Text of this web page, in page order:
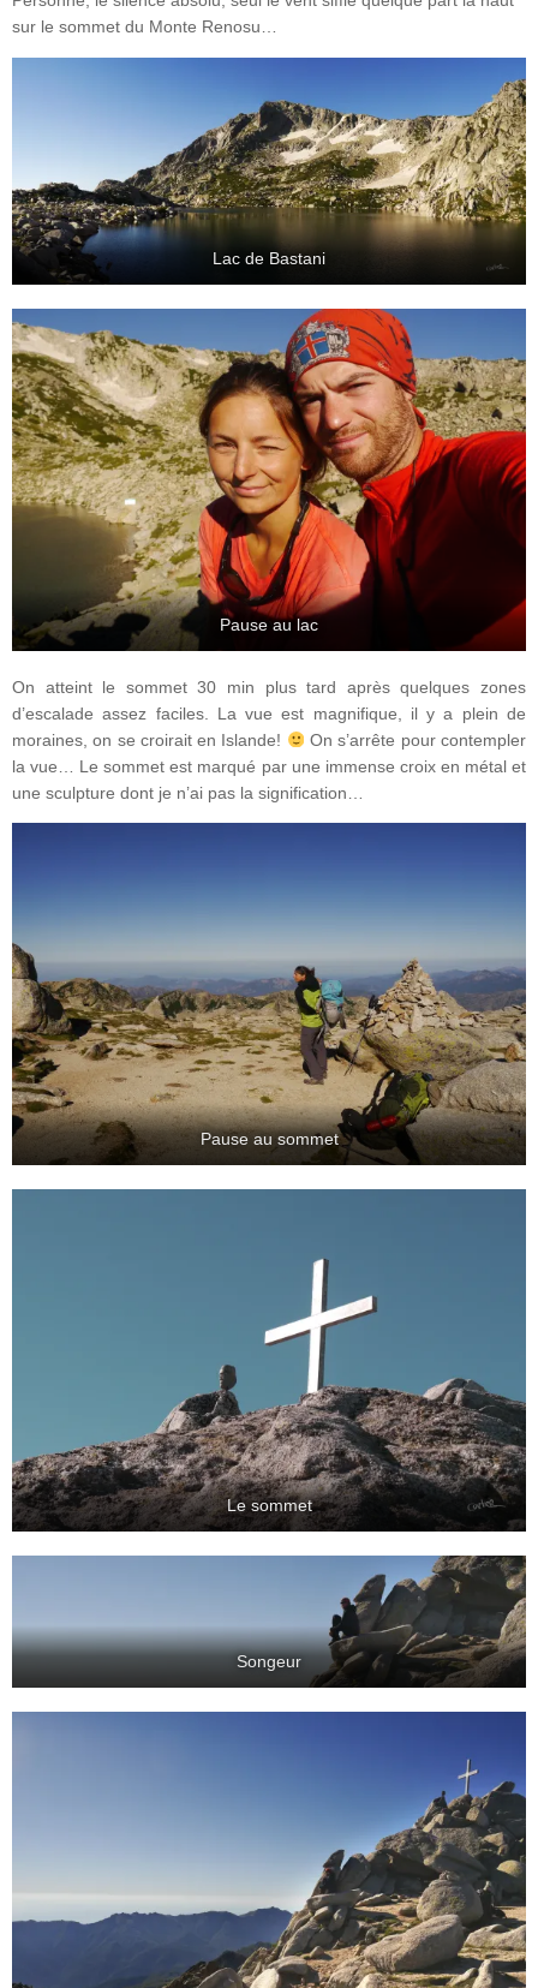
sur le sommet du Monte Renosu…
Lac de Bastani
Pause au lac
On atteint le sommet 30 min plus tard après quelques zones
d’escalade assez faciles. La vue est magnifique, il y a plein de
moraines, on se croirait en Islande!
On s’arrête pour contempler
la vue… Le sommet est marqué par une immense croix en métal et
une sculpture dont je n’ai pas la signification…
Pause au sommet
Le sommet
Songeur